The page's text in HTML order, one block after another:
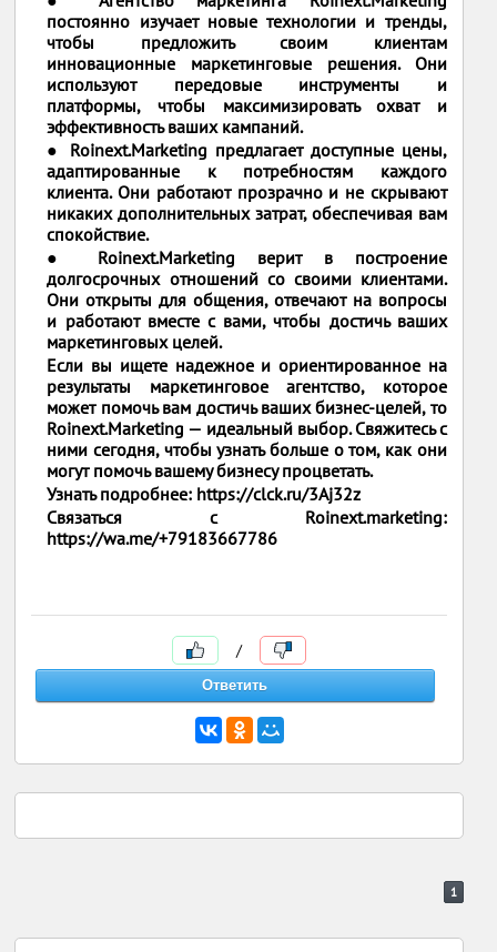
постоянно изучает новые технологии и тренды,
чтобы предложить своим клиентам
инновационные маркетинговые решения. Они
используют передовые инструменты и
платформы, чтобы максимизировать охват и
эффективность ваших кампаний.
● Roinext.Marketing предлагает доступные цены,
адаптированные к потребностям каждого
клиента. Они работают прозрачно и не скрывают
никаких дополнительных затрат, обеспечивая вам
спокойствие.
● Roinext.Marketing верит в построение
долгосрочных отношений со своими клиентами.
Они открыты для общения, отвечают на вопросы
и работают вместе с вами, чтобы достичь ваших
маркетинговых целей.
Если вы ищете надежное и ориентированное на
результаты маркетинговое агентство, которое
может помочь вам достичь ваших бизнес-целей, то
Roinext.Marketing — идеальный выбор. Свяжитесь с
ними сегодня, чтобы узнать больше о том, как они
могут помочь вашему бизнесу процветать.
Узнать подробнее: https://clck.ru/3Aj32z
Связаться с Roinext.marketing:
https://wa.me/+79183667786
/
1